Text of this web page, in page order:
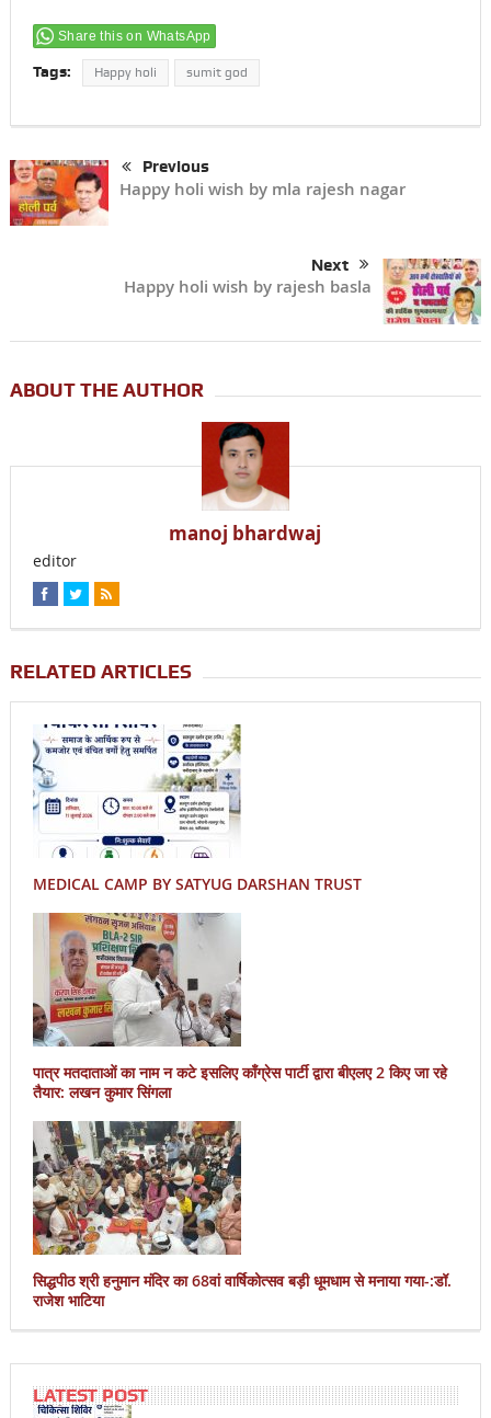
Share this on WhatsApp
Tags: Happy holi sumit god
Previous
Happy holi wish by mla rajesh nagar
Next
Happy holi wish by rajesh basla
ABOUT THE AUTHOR
manoj bhardwaj
editor
RELATED ARTICLES
MEDICAL CAMP BY SATYUG DARSHAN TRUST
पात्र मतदाताओं का नाम न कटे इसलिए काँग्रेस पार्टी द्वारा बीएलए 2 किए जा रहे
तैयार: लखन कुमार सिंगला
सिद्धपीठ श्री हनुमान मंदिर का 68वां वार्षिकोत्सव बड़ी धूमधाम से मनाया गया-:डॉ.
राजेश भाटिया
LATEST POST